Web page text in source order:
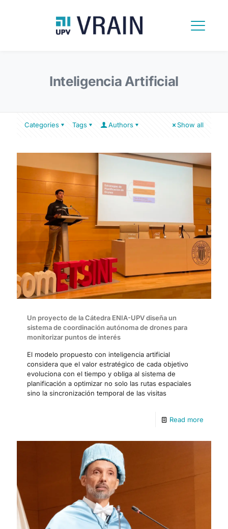
Inteligencia Artificial
Categories Tags Authors Show all
Un proyecto de la Cátedra ENIA-UPV diseña un
sistema de coordinación autónoma de drones para
monitorizar puntos de interés
El modelo propuesto con inteligencia artificial
considera que el valor estratégico de cada objetivo
evoluciona con el tiempo y obliga al sistema de
planificación a optimizar no solo las rutas espaciales
sino la sincronización temporal de las visitas
Read more